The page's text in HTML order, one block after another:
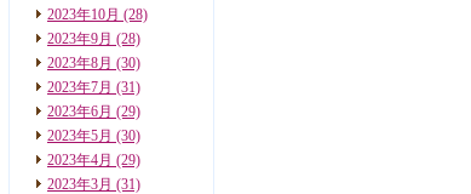
2023年10月 (28)
2023年9月 (28)
2023年8月 (30)
2023年7月 (31)
2023年6月 (29)
2023年5月 (30)
2023年4月 (29)
2023年3月 (31)